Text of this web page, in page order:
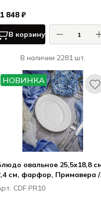
1 848 ₽
В корзину
В наличии 2281 шт.
НОВИНКА
овальное 25,5x18,8
см, фарфор, Примавера /
CDF PR10